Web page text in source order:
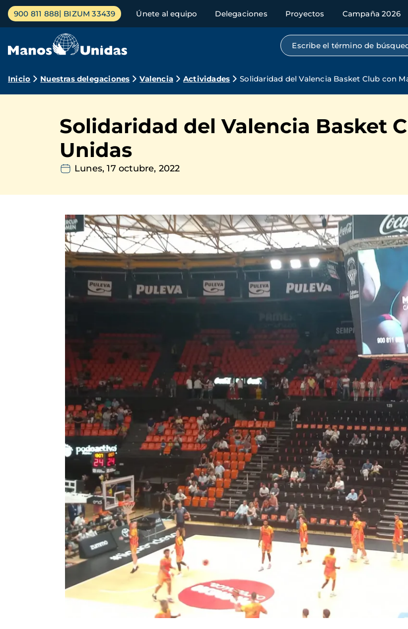
Pasar
contenido
Menú
principal
900 811 888 BIZUM 33439 Únete al equipo Delegaciones Proyectos Campaña 2026
Búsqueda por texto
Ruta
navegación
Inicio Nuestras delegaciones Valencia Actividades Solidaridad del Valencia Basket Club con
Solidaridad del Valencia Basket
Unidas
Lunes, 17 octubre, 2022